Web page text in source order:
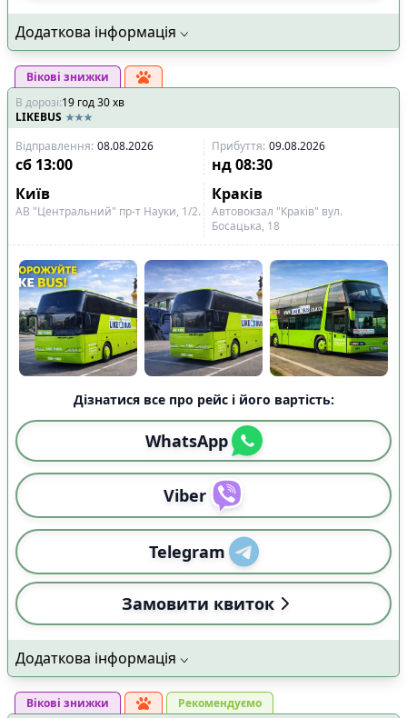
Додаткова інформація
Вікові знижки
В дорозі:19 год30хв
LIKEBUS
Відправлення: 08.08.2026 Прибуття: 09.08.2026
сб 13:00 нд 08:30
Київ
Краків
АВ "Центральний" пр-т Науки, 1/2.
Автовокзал "Краків" вул.
Босацька, 18
Дізнатися все про рейс і його вартість:
WhatsApp
Viber
Telegram
Замовити квиток
Додаткова інформація
Вікові знижки
Рекомендуємо